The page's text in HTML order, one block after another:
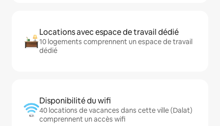
Locations avec espace de travail dédié
10 logements comprennent un espace de travail
dédié
Disponibilité du wifi
40 locations de vacances dans cette ville (Dalat)
comprennent un accès wifi